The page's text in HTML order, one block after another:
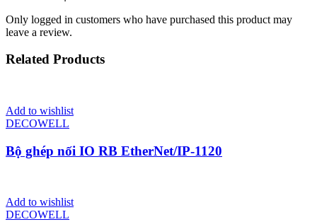
Only logged in customers who have purchased this product may
leave a review.
Related Products
Add to wishlist
DECOWELL
Bộ ghép nối IO RB EtherNet/IP-1120
Add to wishlist
DECOWELL